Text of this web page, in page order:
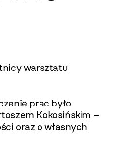
warsztatu
prac było
Kokosińskim –
oraz o własnych